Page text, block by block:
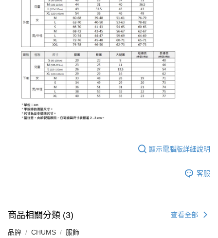
顯示電腦版詳細說明
客服
商品相關分類 (3) 查看全部
品牌 CHUMS 服飾